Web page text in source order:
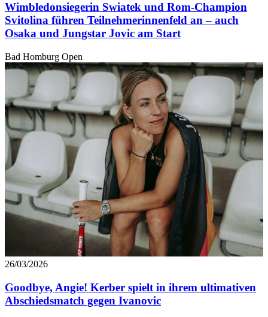
Wimbledonsiegerin Swiatek und Rom-Champion
Svitolina führen Teilnehmerinnenfeld an – auch
Osaka und Jungstar Jovic am Start
Bad Homburg Open
26/03/2026
Goodbye, Angie! Kerber spielt in ihrem ultimativen
Abschiedsmatch gegen Ivanovic